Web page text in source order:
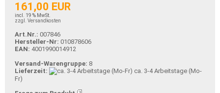
161,00 EUR
incl. 19 % MwSt.
zzgl. Versandkosten
Art.Nr.: 007846
Hersteller-Nr: 010878606
EAN: 4001990014912
Versand-Warengruppe: 8
Lieferzeit:
ca. 3-4 Arbeitstage (Mo-
Fr)